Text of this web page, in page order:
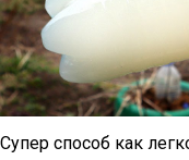
Супер способ как